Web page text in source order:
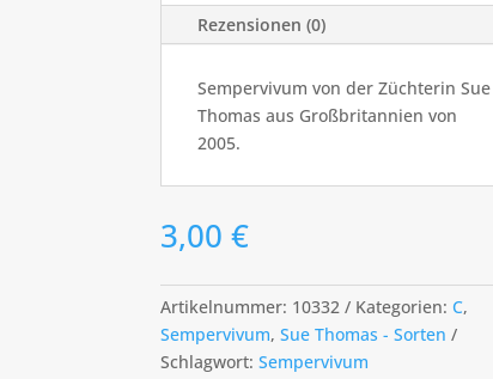
Rezensionen (0)
Sempervivum von der Züchterin Sue
Thomas aus Großbritannien von
2005.
3,00€
Artikelnummer: 10332 Kategorien:C,
Sempervivum,Sue Thomas - Sorten
Schlagwort:Sempervivum